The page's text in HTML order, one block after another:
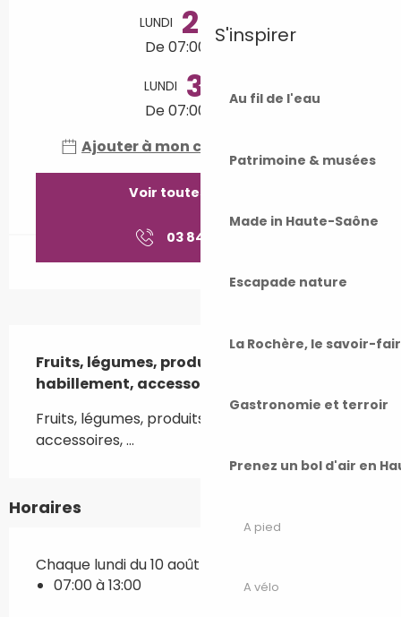
S'inspirer
Au fil de l'eau
Patrimoine & musées
Made in Haute-Saône
Escapade nature
La Rochère, le savoir-
Gastronomie et terroir
Prenez un bol d'air en
A pied
A vélo
LUNDI 24
De 07:00 à 13:00
LUNDI 31
De 07:00 à 13:00
Ajouter à mon calendrier Google
Voir toutes les dates
03 84 49 06
Fruits, légumes, produits locaux,
habillement, accessoires, ...
Fruits, légumes, produits locaux, habillement,
accessoires, ...
Horaires
Chaque lundi du 10 août 2026 au 8 février 2027
07:00 à 13:00